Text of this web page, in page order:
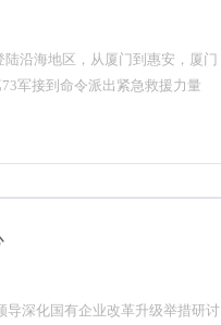
沿海地区，从厦门到惠安，厦门
军接到命令派出紧急救援力量
导深化国有企业改革升级举措研讨